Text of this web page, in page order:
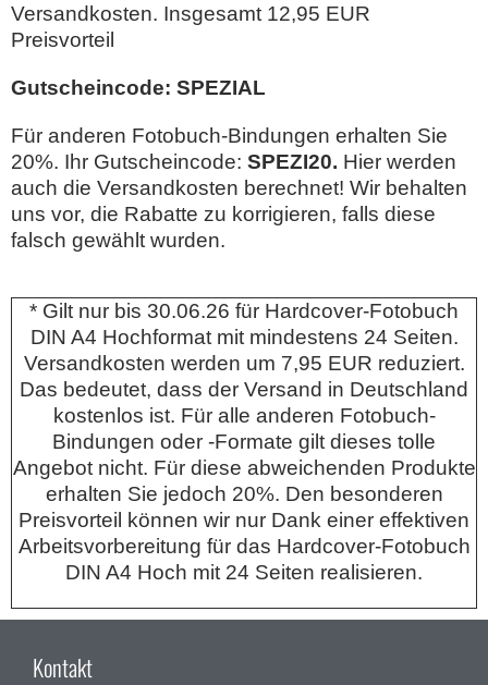
Versandkosten. Insgesamt 12,95 EUR
Preisvorteil
Gutscheincode: SPEZIAL
Für anderen Fotobuch-Bindungen erhalten Sie
20%. Ihr Gutscheincode: SPEZI20. Hier werden
auch die Versandkosten berechnet! Wir behalten
uns vor, die Rabatte zu korrigieren, falls diese
falsch gewählt wurden.
* Gilt nur bis 30.06.26 für Hardcover-Fotobuch
DIN A4 Hochformat mit mindestens 24 Seiten.
Versandkosten werden um 7,95 EUR reduziert.
Das bedeutet, dass der Versand in Deutschland
kostenlos ist. Für alle anderen Fotobuch-
Bindungen oder -Formate gilt dieses tolle
Angebot nicht. Für diese abweichenden Produkte
erhalten Sie jedoch 20%. Den besonderen
Preisvorteil können wir nur Dank einer effektiven
Arbeitsvorbereitung für das Hardcover-Fotobuch
DIN A4 Hoch mit 24 Seiten realisieren.
Kontakt